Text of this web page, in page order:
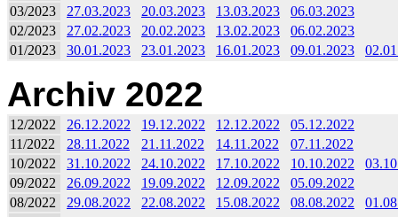
03/2023
27.03.2023 20.03.2023 13.03.2023
06.03.2023
02/2023
27.02.2023 20.02.2023 13.02.2023
06.02.2023
01/2023
30.01.2023 23.01.2023 16.01.2023 09.01.2023
Archiv 2022
12/2022 26.12.2022 19.12.2022 12.12.2022
05.12.2022
11/2022
28.11.2022 21.11.2022 14.11.2022
07.11.2022
10/2022
31.10.2022 24.10.2022 17.10.2022 10.10.2022
09/2022
26.09.2022 19.09.2022 12.09.2022
05.09.2022
08/2022
29.08.2022 22.08.2022 15.08.2022 08.08.2022